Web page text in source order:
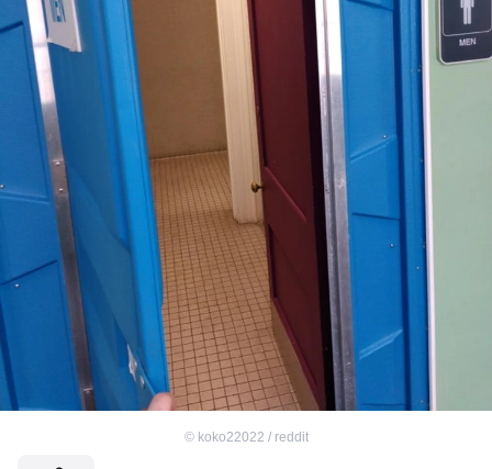
© koko22022 / reddit